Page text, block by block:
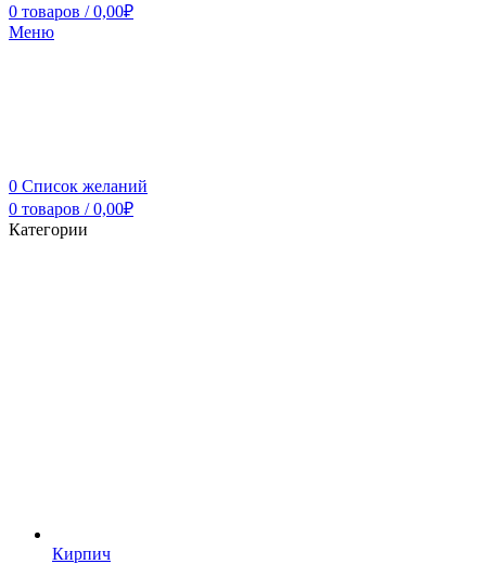
0 товаров / 0,00₽
Меню
0 Список желаний
0 товаров / 0,00₽
Категории
Кирпич